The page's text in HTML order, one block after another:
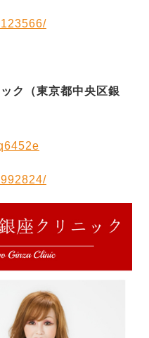
ク（東京都中央区銀